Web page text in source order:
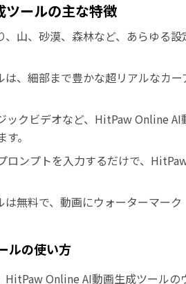
ールの主な特徴
山、砂漠、森林など、あらゆる
、細部まで豊かな超リアルなカ
ックビデオなど、HitPaw Online
。
ロンプトを入力するだけで、
無料で、動画にウォーターマーク
ルの使い方
HitPaw Online AI動画生成ツールの